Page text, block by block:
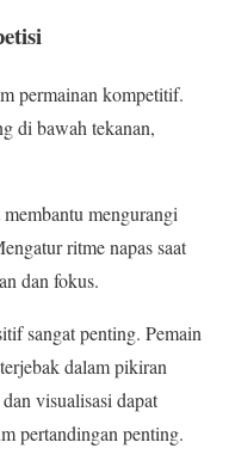
permainan kompetitif.
di bawah tekanan,
mengurangi
ritme napas saat
dan fokus.
sangat penting. Pemain
dalam pikiran
visualisasi dapat
pertandingan penting.